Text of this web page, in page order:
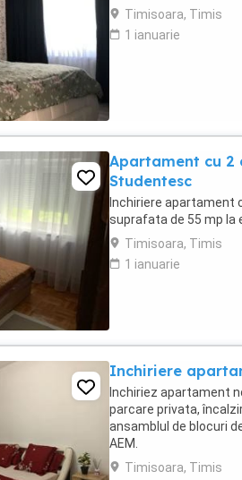
Timisoara, Timis
1 ianuarie
Apartament cu 2
Studentesc
Inchiriere apartament
suprafata de 55 mp la
Timisoara, Timis
1 ianuarie
Inchiriere
Inchiriez apartament
parcare privata,
ansamblul de blocuri
AEM.
Timisoara, Timis